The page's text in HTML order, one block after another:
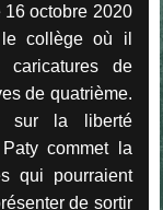
octobre 2020
collège où il
de
de quatrième.
sur la liberté
commet la
qui pourraient
de sortir